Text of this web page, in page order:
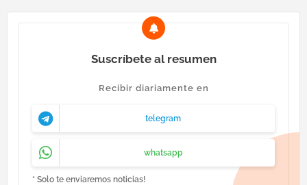
Suscríbete al resumen
Recibir diariamente en
telegram
whatsapp
* Solo te enviaremos noticias!